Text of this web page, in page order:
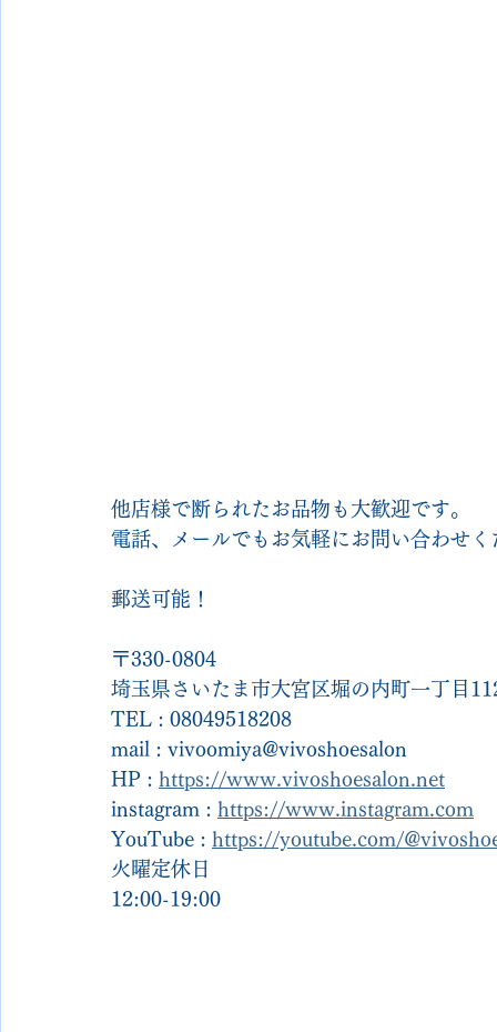
他店様で断られたお品物も大歓迎です。
電話、メールでもお気軽にお問い合わせく
郵送可能！
〒330-0804
埼玉県さいたま市大宮区堀の内町一丁目
TEL : 08049518208
mail : vivoomiya@vivoshoesalon
HP : https://www.vivoshoesalon.net
instagram : https://www.instagram.com
YouTube : https://youtube.com/
火曜定休日
12:00-19:00